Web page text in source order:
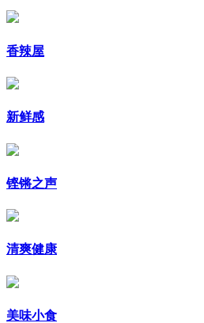
香辣屋
新鲜感
铿锵之声
清爽健康
美味小食